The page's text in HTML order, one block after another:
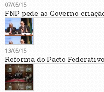
07/05/15
FNP pede ao Governo
13/05/15
Reforma do Pacto